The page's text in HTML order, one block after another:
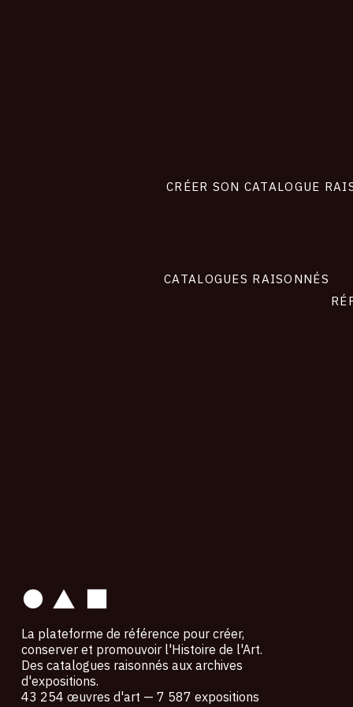
CRÉER SON CATALOGUE
CATALOGUES RAISONNÉS
La plateforme de référence pour créer,
conserver et promouvoir l'Histoire de l'Art.
Des catalogues raisonnés aux archives
d'expositions.
43 254 œuvres d'art — 7 587 expositions